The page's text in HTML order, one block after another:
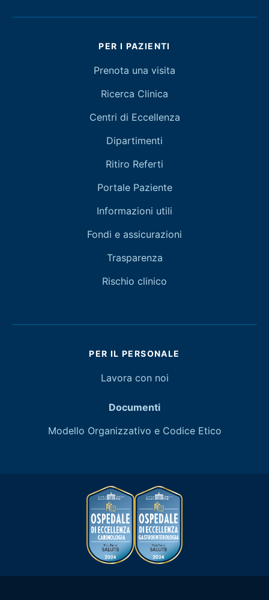
PER I PAZIENTI
Prenota una visita
Ricerca Clinica
Centri di Eccellenza
Dipartimenti
Ritiro Referti
Portale Paziente
Informazioni utili
Fondi e assicurazioni
Trasparenza
Rischio clinico
PER IL PERSONALE
Lavora con noi
Documenti
Modello Organizzativo e Codice Etico